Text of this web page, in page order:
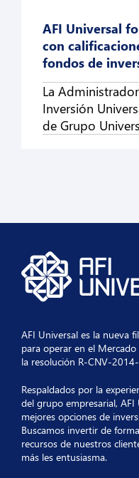
AFI Universal
con
fondos de
La
Inversión
de Grupo
AFI Universal es la nueva
para operar en el
la resolución R-CNV-
Respaldados por la
del grupo empresarial,
mejores opciones de
Buscamos invertir de
recursos de nuestros
más les entusiasma.